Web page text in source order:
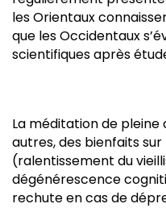
les Orientaux
que les Occidentaux
scientifiques après
La méditation de
autres, des bienfaits
(ralentissement du
dégénérescence
rechute en cas de